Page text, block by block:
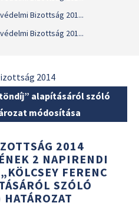
Bizottság 201...
Bizottság 201...
2014
alapításáról szóló
módosítása
2014
2 NAPIRENDI
FERENC
SZÓLÓ